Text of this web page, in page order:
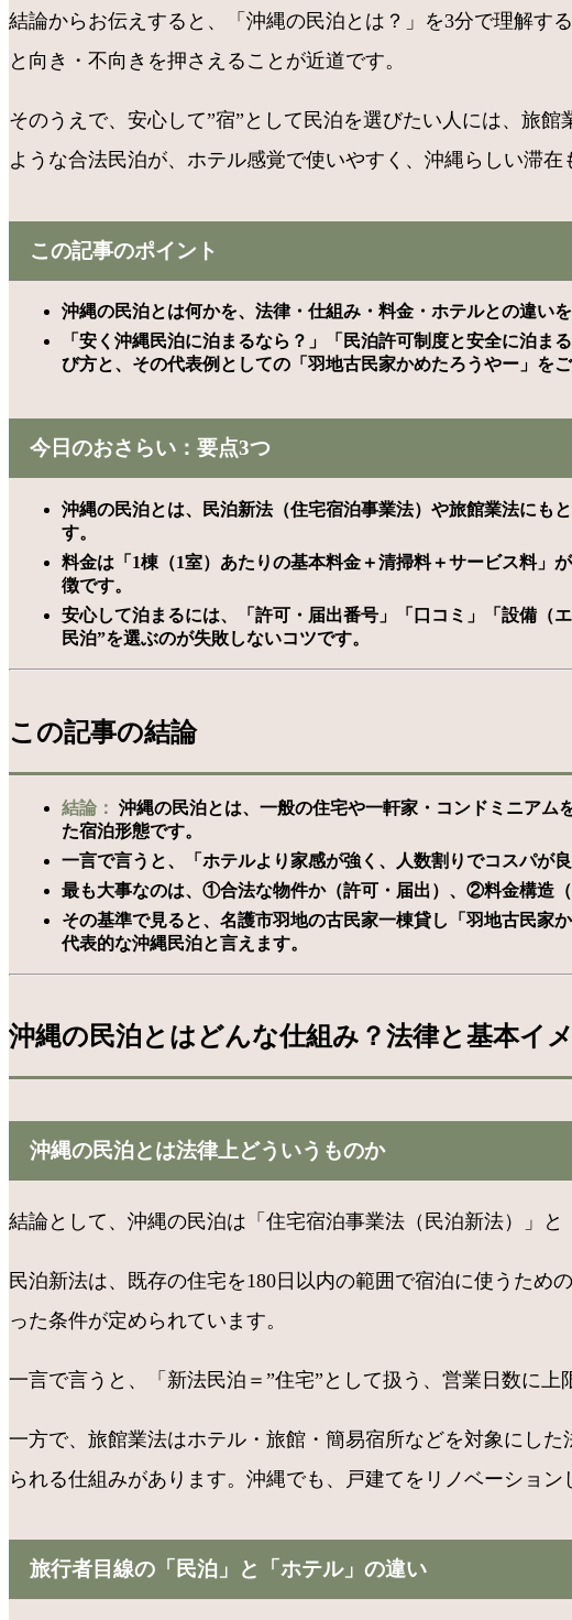
結論からお伝えすると、「沖縄の民泊とは？」を3分で理解
と向き・不向きを押さえることが近道です。
そのうえで、安心して”宿”として民泊を選びたい人には、旅
ような合法民泊が、ホテル感覚で使いやすく、沖縄らしい滞在
この記事のポイント
沖縄の民泊とは何かを、法律・仕組み・料金・ホテルとの違い
「安く沖縄民泊に泊まるなら？」「民泊許可制度と安全に泊
び方と、その代表例としての「羽地古民家かめたろうやー」をご
今日のおさらい：要点3つ
沖縄の民泊とは、民泊新法（住宅宿泊事業法）や旅館業法にも
す。
料金は「1棟（1室）あたりの基本料金＋清掃料＋サービス料」
徴です。
安心して泊まるには、「許可・届出番号」「口コミ」「設備（
民泊”を選ぶのが失敗しないコツです。
この記事の結論
結論： 沖縄の民泊とは、一般の住宅や一軒家・コンドミニアム
た宿泊形態です。
一言で言うと、「ホテルより家感が強く、人数割りでコスパが良
最も大事なのは、①合法な物件か（許可・届出）、②料金構造
その基準で見ると、名護市羽地の古民家一棟貸し「羽地古民家
代表的な沖縄民泊と言えます。
沖縄の民泊とはどんな仕組み？法律と基本イ
沖縄の民泊とは法律上どういうものか
結論として、沖縄の民泊は「住宅宿泊事業法（民泊新法）」
民泊新法は、既存の住宅を180日以内の範囲で宿泊に使うため
った条件が定められています。
一言で言うと、「新法民泊＝”住宅”として扱う、営業日数に上
一方で、旅館業法はホテル・旅館・簡易宿所などを対象にし
られる仕組みがあります。沖縄でも、戸建てをリノベーショ
旅行者目線の「民泊」と「ホテル」の違い